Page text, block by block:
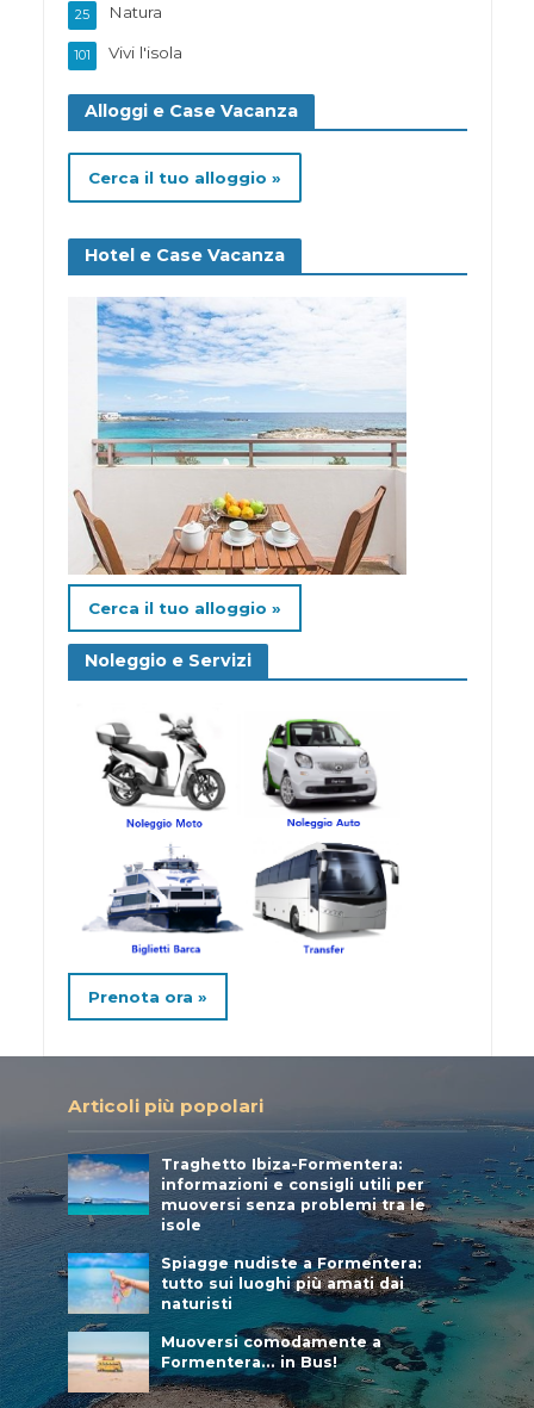
Natura
25
Vivi l'isola
101
Alloggi e Case Vacanza
Cerca il tuo alloggio »
Hotel e Case Vacanza
Cerca il tuo alloggio »
Noleggio e Servizi
Prenota ora »
Articoli più popolari
Traghetto Ibiza-Formentera:
informazioni e consigli utili per
muoversi senza problemi tra le
isole
Spiagge nudiste a Formentera:
tutto sui luoghi più amati dai
naturisti
Muoversi comodamente a
Formentera… in Bus!